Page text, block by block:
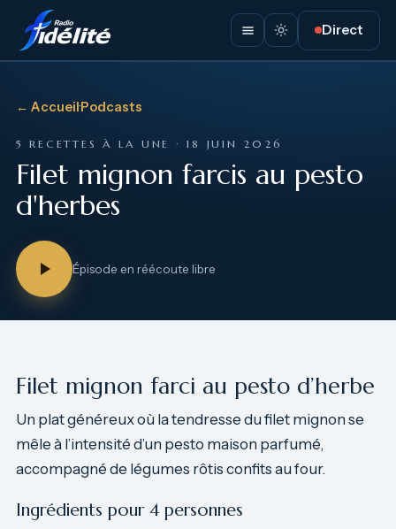
Direct
← Accueil·Podcasts
5 RECETTES À LA UNE · 18 JUIN 2026
Filet mignon farcis au pesto
d'herbes
Épisode en réécoute libre
Filet mignon farci au pesto d’herbe
Un plat généreux où la tendresse du filet mignon se
mêle à l’intensité d’un pesto maison parfumé,
accompagné de légumes rôtis confits au four.
Ingrédients pour 4 personnes